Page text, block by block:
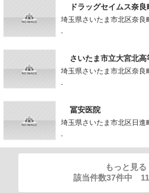
ドラッグセイムス奈良
埼玉県さいたま市北区奈良
-
さいたま市立大宮北高
埼玉県さいたま市北区奈良
-
冨安医院
埼玉県さいたま市北区日進
-
もっと見る
該当件数37件中 11